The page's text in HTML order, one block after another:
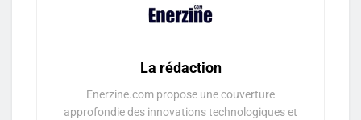
La rédaction
Enerzine.com propose une couverture
approfondie des innovations technologiques et